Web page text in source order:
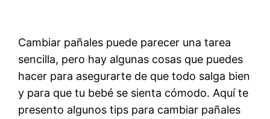
Cambiar pañales puede parecer una tarea
sencilla, pero hay algunas cosas que puedes
hacer para asegurarte de que todo salga bien
y para que tu bebé se sienta cómodo. Aquí te
presento algunos tips para cambiar pañales